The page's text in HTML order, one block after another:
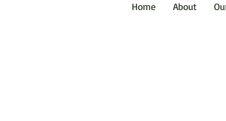
Home About